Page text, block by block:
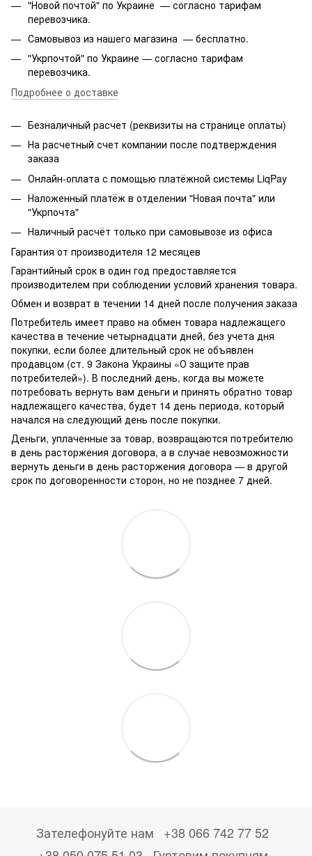
"Новой почтой" по Украине — согласно тарифам
перевозчика.
Самовывоз из нашего магазина — бесплатно.
"Укрпочтой" по Украине — согласно тарифам
перевозчика.
Подробнее о доставке
Безналичный расчет (реквизиты на странице оплаты)
На расчетный счет компании после подтверждения
заказа
Онлайн-оплата с помощью платёжной системы LiqPay
Наложенный платёж в отделении "Новая почта" или
"Укрпочта"
Наличный расчёт только при самовывозе из офиса
Гарантия от производителя 12 месяцев
Гарантийный срок в один год предоставляется
производителем при соблюдении условий хранения товара.
Обмен и возврат в течении 14 дней после получения заказа
Потребитель имеет право на обмен товара надлежащего
качества в течение четырнадцати дней, без учета дня
покупки, если более длительный срок не объявлен
продавцом (ст. 9 Закона Украины «О защите прав
потребителей»). В последний день, когда вы можете
потребовать вернуть вам деньги и принять обратно товар
надлежащего качества, будет 14 день периода, который
начался на следующий день после покупки.
Деньги, уплаченные за товар, возвращаются потребителю
в день расторжения договора, а в случае невозможности
вернуть деньги в день расторжения договора — в другой
срок по договоренности сторон, но не позднее 7 дней.
Зателефонуйте нам
+38 066 742 77 52